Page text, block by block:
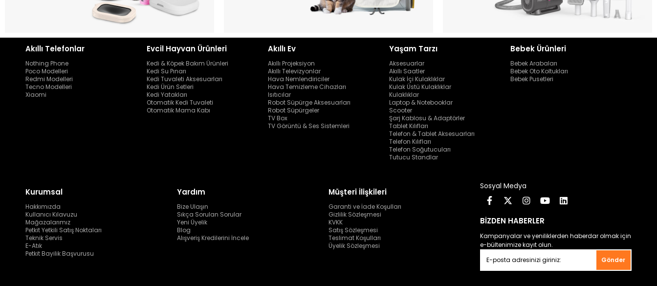
Akıllı Telefonlar
Nothing Phone
Poco Modelleri
Redmi Modelleri
Tecno Modelleri
Xiaomi
Evcil Hayvan Ürünleri
Kedi & Köpek Bakım Ürünleri
Kedi Su Pınarı
Kedi Tuvaleti Aksesuarları
Kedi Ürün Setleri
Kedi Yatakları
Otomatik Kedi Tuvaleti
Otomatik Mama Kabı
Akıllı Ev
Akıllı Projeksiyon
Akıllı Televizyonlar
Hava Nemlendiriciler
Hava Temizleme Cihazları
Isıtıcılar
Robot Süpürge Aksesuarları
Robot Süpürgeler
TV Box
TV Görüntü & Ses Sistemleri
Yaşam Tarzı
Aksesuarlar
Akıllı Saatler
Kulak İçi Kulaklıklar
Kulak Üstü Kulaklıklar
Kulaklıklar
Laptop & Notebooklar
Scooter
Şarj Kablosu & Adaptörler
Tablet Kılıfları
Telefon & Tablet Aksesuarları
Telefon Kılıfları
Telefon Soğutucuları
Tutucu Standlar
Bebek Ürünleri
Bebek Arabaları
Bebek Oto Koltukları
Bebek Pusetleri
Kurumsal
Hakkımızda
Kullanıcı Kılavuzu
Mağazalarımız
Petkit Yetkili Satış Noktaları
Teknik Servis
E-Atık
Petkit Bayilik Başvurusu
Yardım
Bize Ulaşın
Sıkça Sorulan Sorular
Yeni Üyelik
Blog
Alışveriş Kredilerini İncele
Müşteri İlişkileri
Garanti ve İade Koşulları
Gizlilik Sözleşmesi
KVKK
Satış Sözleşmesi
Teslimat Koşulları
Üyelik Sözleşmesi
Sosyal Medya
BİZDEN HABERLER
Kampanyalar ve yeniliklerden haberdar olmak için
e-bültenimize kayıt olun.
Gönder